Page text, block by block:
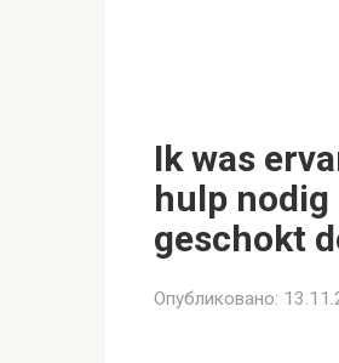
Ik was
hulp nodig
geschokt
Опубликовано: